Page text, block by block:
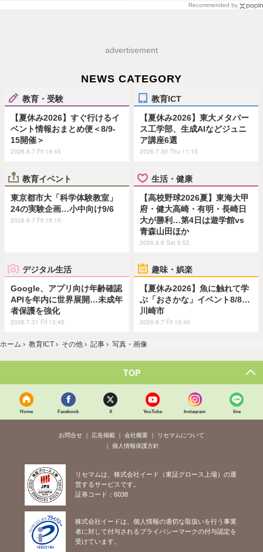
Recommended by
advertisement
NEWS CATEGORY
教育・受験
【夏休み2026】すぐ行けるイ
ベント情報おまとめ便＜8/9-
15開催＞
2026.8.7 Fri 19:45
教育ICT
【夏休み2026】東大メタバー
ス工学部、生成AIなどジュニ
ア講座6選
2026.7.30 Thu 11:15
教育イベント
東京都市大「科学体験教室」
24の実験企画…小中向け9/6
2026.8.7 Fri 18:15
生活・健康
【高校野球2026夏】東海大甲
府・健大高崎・有明・長崎日
大が勝利…第4日は遊学館vs
青森山田ほか
2026.8.8 Sat 9:52
デジタル生活
Google、アプリ向け年齢確認
APIを年内に世界展開…未成年
者保護を強化
2026.7.31 Fri 13:45
趣味・娯楽
【夏休み2026】魚に触れて学
ぶ「おさかな」イベント8/8…
川崎市
2026.8.7 Fri 10:45
ホーム › 教育ICT › その他 › 記事 › 写真・画像
TOP
Home Facebook X YouTube Instagram line
お問合せ 広告掲載 会社概要
リセマムについて
個人情報保護方針
リセマムは、株式会社イード（東証グロース上場）の運
営するサービスです。
証券コード：6038
株式会社イードは、個人情報の適切な取扱いを行う事業
者に対して付与されるプライバシーマークの付与認定を
受けています。